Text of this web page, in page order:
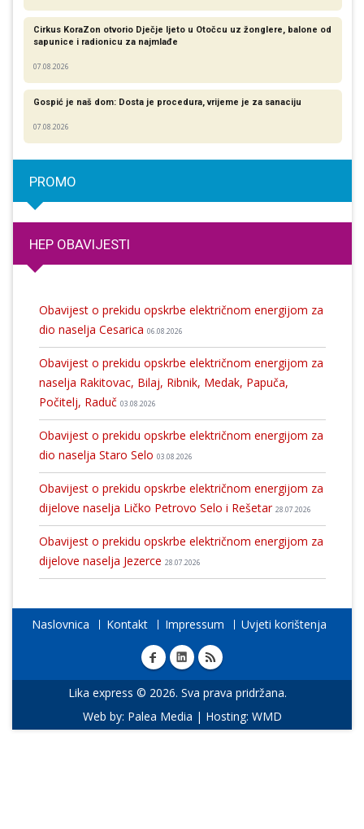
Cirkus KoraZon otvorio Dječje ljeto u Otočcu uz žonglere, balone od
sapunice i radionicu za najmlađe
07.08.2026
Gospić je naš dom: Dosta je procedura, vrijeme je za sanaciju
07.08.2026
PROMO
HEP OBAVIJESTI
Obavijest o prekidu opskrbe električnom energijom za
dio naselja Cesarica 06.08.2026
Obavijest o prekidu opskrbe električnom energijom za
naselja Rakitovac, Bilaj, Ribnik, Medak, Papuča,
Počitelj, Raduč 03.08.2026
Obavijest o prekidu opskrbe električnom energijom za
dio naselja Staro Selo 03.08.2026
Obavijest o prekidu opskrbe električnom energijom za
dijelove naselja Ličko Petrovo Selo i Rešetar 28.07.2026
Obavijest o prekidu opskrbe električnom energijom za
dijelove naselja Jezerce 28.07.2026
Naslovnica Kontakt Impressum Uvjeti korištenja
Lika express © 2026. Sva prava pridržana.
Web by: Palea Media | Hosting: WMD